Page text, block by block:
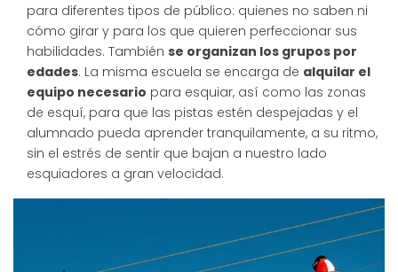
para diferentes tipos de público: quienes no saben ni
cómo girar y para los que quieren perfeccionar sus
habilidades. También se organizan los grupos por
edades. La misma escuela se encarga de alquilar el
equipo necesario para esquiar, así como las zonas
de esquí, para que las pistas estén despejadas y el
alumnado pueda aprender tranquilamente, a su ritmo,
sin el estrés de sentir que bajan a nuestro lado
esquiadores a gran velocidad.